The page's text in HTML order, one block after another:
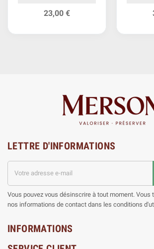
23,00 €
LETTRE D'INFORMATIONS
Vous pouvez vous désinscrire à tout moment. Vous
nos informations de contact dans les conditions
INFORMATIONS